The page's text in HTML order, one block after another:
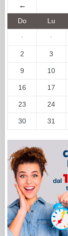
←
Do Lu
· ·
2 3
9 10
16 17
23 24
30 31